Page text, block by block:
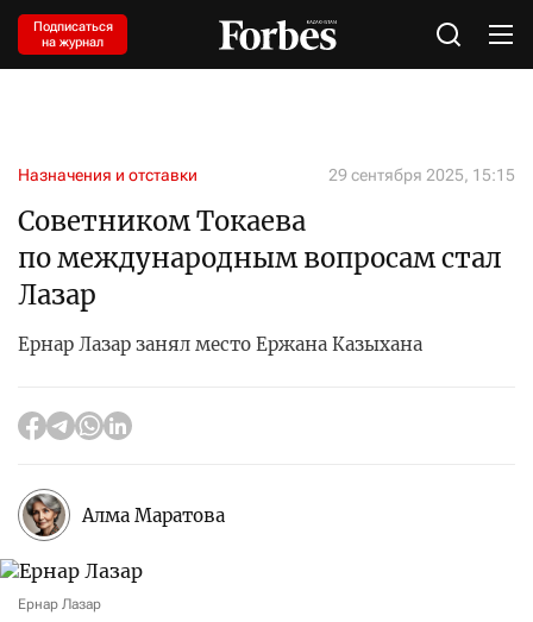
Подписаться
на журнал
Назначения и отставки 29 сентября 2025, 15:15
Советником Токаева
по международным вопросам стал
Лазар
Ернар Лазар занял место Ержана Казыхана
Алма Маратова
Ернар Лазар